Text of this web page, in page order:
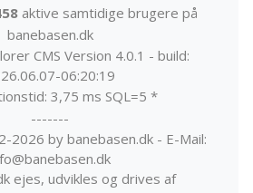
aktive samtidige brugere på
banebasen.dk
CMS Version 4.0.1 - build:
06:20:19
3,75 ms SQL=5 *
-------
2026 by banebasen.dk - E-Mail:
ejes, udvikles og drives af